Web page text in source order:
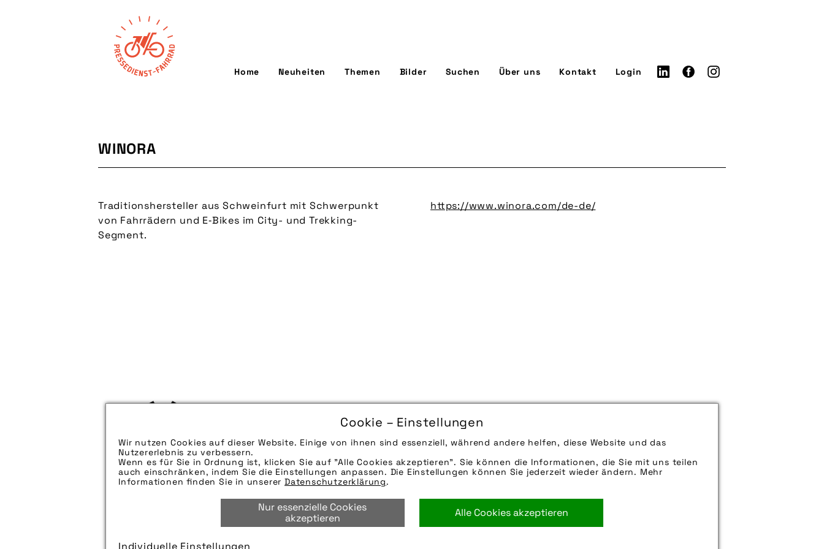
Cookie – Einstellungen
Wir nutzen Cookies auf dieser Website. Einige von ihnen sind essenziell, während andere helfen, diese Website und das
Nutzererlebnis zu verbessern.
Wenn es für Sie in Ordnung ist, klicken Sie auf "Alle Cookies akzeptieren". Sie können die Informationen, die Sie mit uns teilen
auch einschränken, indem Sie die Einstellungen anpassen. Die Einstellungen können Sie jederzeit wieder ändern. Mehr
Informationen finden Sie in unsererDatenschutzerklärung.
Nur essenzielle Cookies
akzeptieren
Alle Cookies akzeptieren
Individuelle Einstellungen
Home Neuheiten Themen Bilder Suchen Über uns Kontakt Login
WINORA
Traditionshersteller aus Schweinfurt mit Schwerpunkt
von Fahrrädern und E‑Bikes im City- und Trekking-
Segment.
https://www.winora.com/de-de/